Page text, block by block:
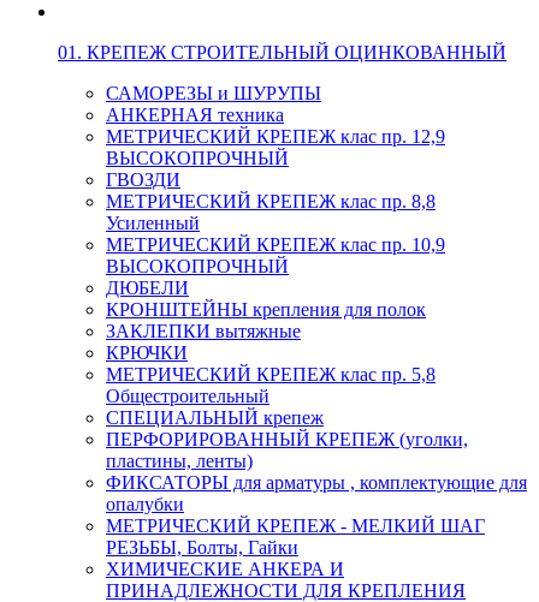
01. КРЕПЕЖ СТРОИТЕЛЬНЫЙ ОЦИНКОВАННЫЙ
САМОРЕЗЫ и ШУРУПЫ
АНКЕРНАЯ техника
МЕТРИЧЕСКИЙ КРЕПЕЖ клас пр. 12,9
ВЫСОКОПРОЧНЫЙ
ГВОЗДИ
МЕТРИЧЕСКИЙ КРЕПЕЖ клас пр. 8,8
Усиленный
МЕТРИЧЕСКИЙ КРЕПЕЖ клас пр. 10,9
ВЫСОКОПРОЧНЫЙ
ДЮБЕЛИ
КРОНШТЕЙНЫ крепления для полок
ЗАКЛЕПКИ вытяжные
КРЮЧКИ
МЕТРИЧЕСКИЙ КРЕПЕЖ клас пр. 5,8
Общестроительный
СПЕЦИАЛЬНЫЙ крепеж
ПЕРФОРИРОВАННЫЙ КРЕПЕЖ (уголки,
пластины, ленты)
ФИКСАТОРЫ для арматуры , комплектующие для
опалубки
МЕТРИЧЕСКИЙ КРЕПЕЖ - МЕЛКИЙ ШАГ
РЕЗЬБЫ, Болты, Гайки
ХИМИЧЕСКИЕ АНКЕРА И
ПРИНАДЛЕЖНОСТИ ДЛЯ КРЕПЛЕНИЯ